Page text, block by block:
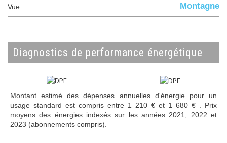
Vue Montagne
diagnostics de performance énergétique
Montant estimé des dépenses annuelles d'énergie pour un
usage standard est compris entre 1 210 € et 1 680 € . Prix
moyens des énergies indexés sur les années 2021, 2022 et
2023 (abonnements compris).